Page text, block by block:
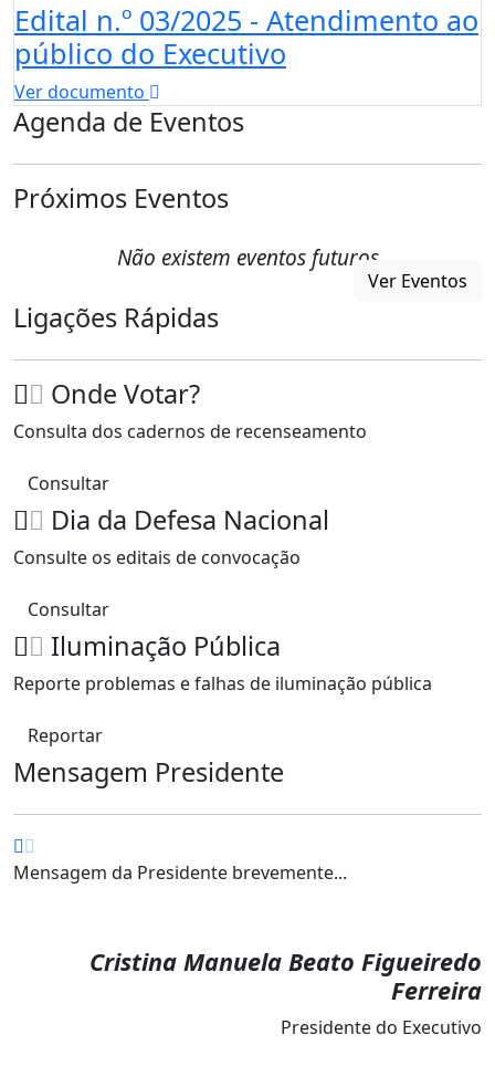
Edital n.º 03/2025 - Atendimento ao
público do Executivo
Ver documento
Agenda de Eventos
Próximos Eventos
Não existem eventos futuros
Ver Eventos
Ligações Rápidas
Onde Votar?
Consulta dos cadernos de recenseamento
Consultar
Dia da Defesa Nacional
Consulte os editais de convocação
Consultar
Iluminação Pública
Reporte problemas e falhas de iluminação pública
Reportar
Mensagem Presidente
Mensagem da Presidente brevemente...
Cristina Manuela Beato Figueiredo
Ferreira
Presidente do Executivo